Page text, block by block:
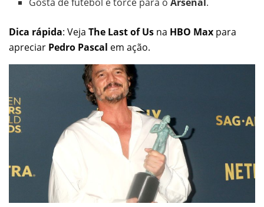
Dica rápida: Veja The Last of Us na HBO Max para
apreciar Pedro Pascal em ação.